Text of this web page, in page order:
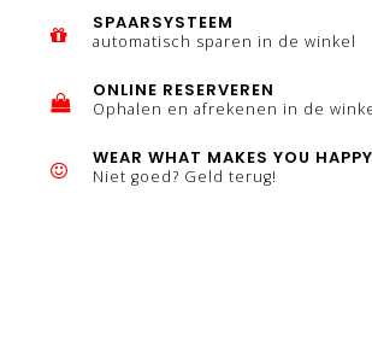
SPAARSYSTEEM
automatisch sparen in de winkel
ONLINE RESERVEREN
Ophalen en afrekenen in de
WEAR WHAT MAKES YOU HAPPY
Niet goed? Geld terug!